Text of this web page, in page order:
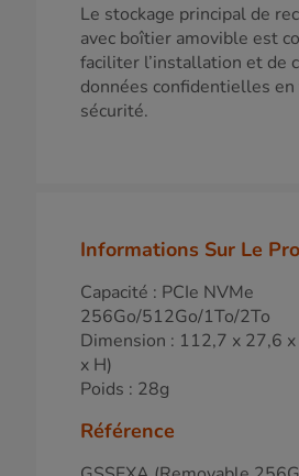
Le stockage principal de
avec boîtier amovible est
faciliter l’installation et de
données confidentielles
sécurité.
Informations Sur Le
Capacité : PCIe NVMe
256Go/512Go/1To/2To
Dimension : 112,7 x 27,6
x H)
Poids : 28g
Référence